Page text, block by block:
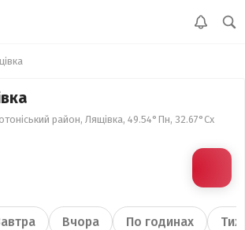
район, Лящівка, 49.54°Пн, 32.67°Сх
Вчора По годинах